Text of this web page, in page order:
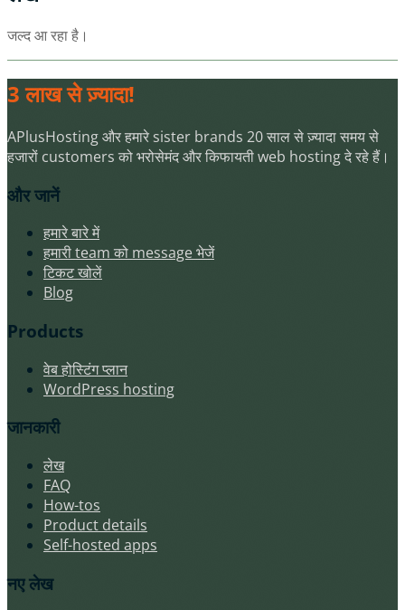
जल्द आ रहा है।
3 लाख से ज़्यादा!
APlusHosting और हमारे sister brands 20 साल से ज़्यादा समय से
हजारों customers को भरोसेमंद और किफायती web hosting दे रहे हैं।
और जानें
हमारे बारे में
हमारी team को message भेजें
टिकट खोलें
Blog
Products
वेब होस्टिंग प्लान
WordPress hosting
जानकारी
लेख
FAQ
How-tos
Product details
Self-hosted apps
नए लेख